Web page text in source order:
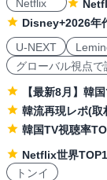
Netflix
Disney+2026年
U-NEXT
グローバル視点で
【最新8月】韓
韓流再現レポ(取
韓国TV視聴率
Netflix世界
トンイ